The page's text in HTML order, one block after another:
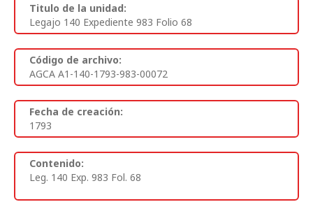
Titulo de la unidad:
Legajo 140 Expediente 983 Folio 68
Código de archivo:
AGCA A1-140-1793-983-00072
Fecha de creación:
1793
Contenido:
Leg. 140 Exp. 983 Fol. 68